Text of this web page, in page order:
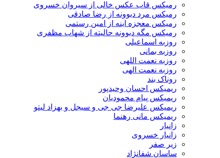
رمیکس قاب عکس خالی از سیروان خسروی
رمیکس مرد دیوونه از رضا صادقی
رمیکس معجزه اینه از امین رستمی
رمیکس مگه دیوونه حالیته از شهاب مظفری
روزبه اسماعیلی
روزبه بمانی
روزبه نعمت اللهی
روزبه نعمت الهی
روناک بند
ریمیکس احسان وحیدپور
ریمیکس پیام محمودیان
ریمیکس علیرضا جی جی و سیجل و بهزاد لیتو
ریمیکس مانی رهنما
زانیار خسروی
زیر صفر
ساسان شفانژاد